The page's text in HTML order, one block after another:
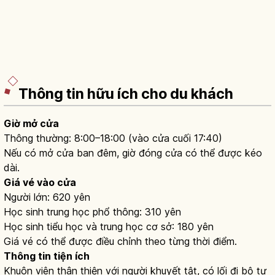
Thông tin hữu ích cho du khách
Giờ mở cửa
Thông thường: 8:00–18:00 (vào cửa cuối 17:40)
Nếu có mở cửa ban đêm, giờ đóng cửa có thể được kéo
dài.
Giá vé vào cửa
Người lớn: 620 yên
Học sinh trung học phổ thông: 310 yên
Học sinh tiểu học và trung học cơ sở: 180 yên
Giá vé có thể được điều chỉnh theo từng thời điểm.
Thông tin tiện ích
Khuôn viên thân thiện với người khuyết tật, có lối đi bộ tự